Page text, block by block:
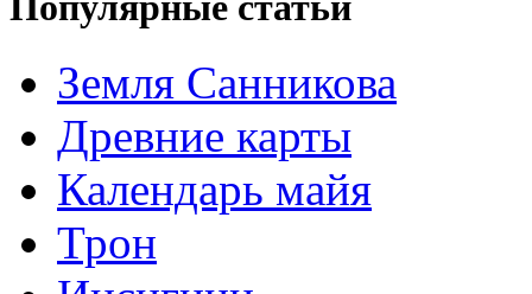
Земля Санникова
Древние карты
Календарь майя
Трон